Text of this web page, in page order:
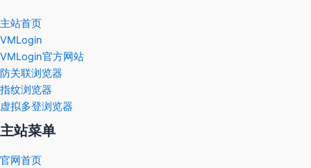
主站首页
VMLogin
VMLogin官方网站
防关联浏览器
指纹浏览器
虚拟多登浏览器
主站菜单
官网首页